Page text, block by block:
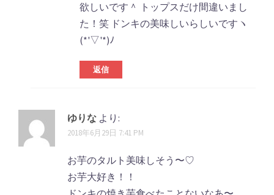
欲しいです＾ トップスだけ間違いまし
た！笑 ドンキの美味しいらしいですヽ
(*'▽'*)ﾉ
返信
ゆりな より:
2018年6月29日 7:41 PM
お芋のタルト美味しそう〜♡
お芋大好き！！